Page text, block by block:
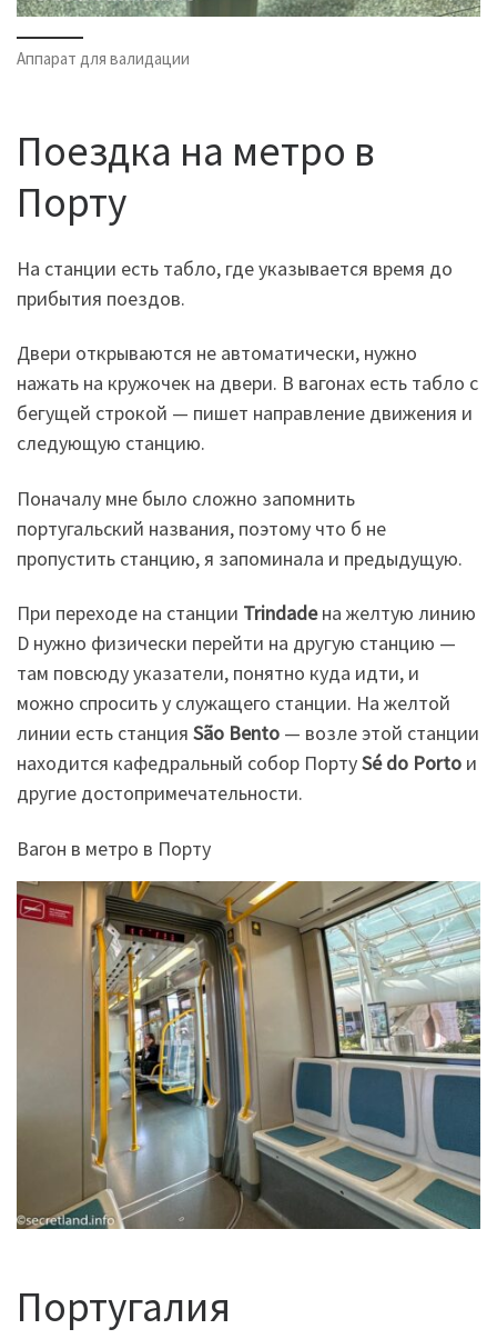
Аппарат для валидации
Поездка на метро в
Порту
На станции есть табло, где указывается время до
прибытия поездов.
Двери открываются не автоматически, нужно
нажать на кружочек на двери. В вагонах есть табло с
бегущей строкой — пишет направление движения и
следующую станцию.
Поначалу мне было сложно запомнить
португальский названия, поэтому что б не
пропустить станцию, я запоминала и предыдущую.
При переходе на станции Trindadeна желтую линию
D нужно физически перейти на другую станцию —
там повсюду указатели, понятно куда идти, и
можно спросить у служащего станции. На желтой
линии есть станция São Bento — возле этой станции
находится кафедральный собор ПортуSé do Porto и
другие достопримечательности.
Вагон в метро в Порту
Португалия